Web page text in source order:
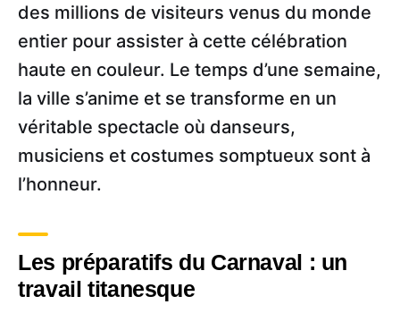
des millions de visiteurs venus du monde
entier pour assister à cette célébration
haute en couleur. Le temps d’une semaine,
la ville s’anime et se transforme en un
véritable spectacle où danseurs,
musiciens et costumes somptueux sont à
l’honneur.
Les préparatifs du Carnaval : un
travail titanesque